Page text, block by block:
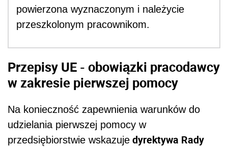
powierzona wyznaczonym i należycie
przeszkolonym pracownikom.
Przepisy UE - obowiązki pracodawcy
w zakresie pierwszej pomocy
Na konieczność zapewnienia warunków do
udzielania pierwszej pomocy w
przedsiębiorstwie wskazuje dyrektywa Rady